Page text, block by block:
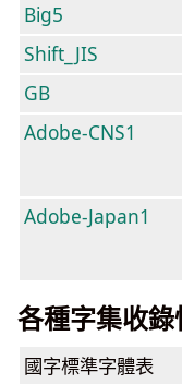
Big5
Shift_JIS
GB
Adobe-CNS1
Adobe-Japan1
各種字集收
國字標準字體表